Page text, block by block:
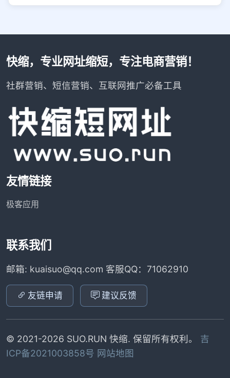
快缩，专业网址缩短，专注电商营销！
社群营销、短信营销、互联网推广必备工具
友情链接
极客应用
联系我们
邮箱: kuaisuo@qq.com 客服QQ：71062910
友链申请 建议反馈
© 2021-2026 SUO.RUN 快缩. 保留所有权利。 吉
ICP备2021003858号 网站地图